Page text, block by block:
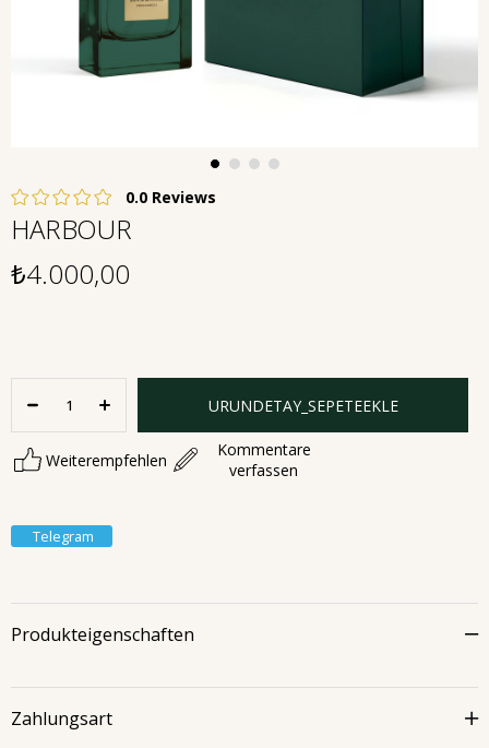
0.0
HARBOUR
₺4.000,00
Weiterempfehlen
Kommentare
verfassen
Telegram
Produkteigenschaften
Zahlungsart